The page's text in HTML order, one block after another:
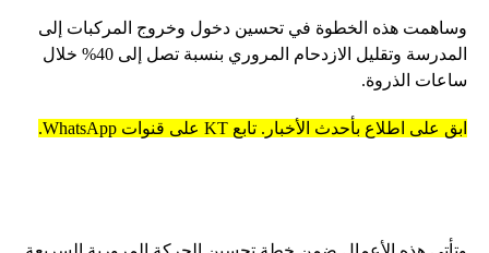
وساهمت هذه الخطوة في تحسين دخول وخروج المركبات إلى
المدرسة وتقليل الازدحام المروري بنسبة تصل إلى 40% خلال
ساعات الذروة.
ابق على اطلاع بأحدث الأخبار. تابع KT على قنوات WhatsApp.